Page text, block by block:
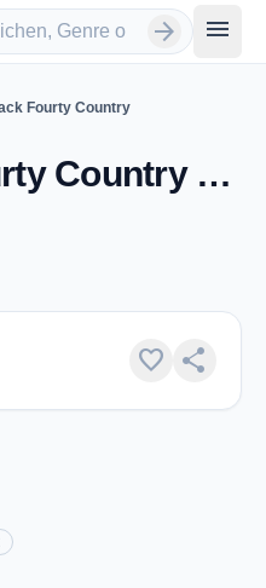
arrow_forward menu
Fourty Country
Back Fourty Country - Toronto, ON
favorite share